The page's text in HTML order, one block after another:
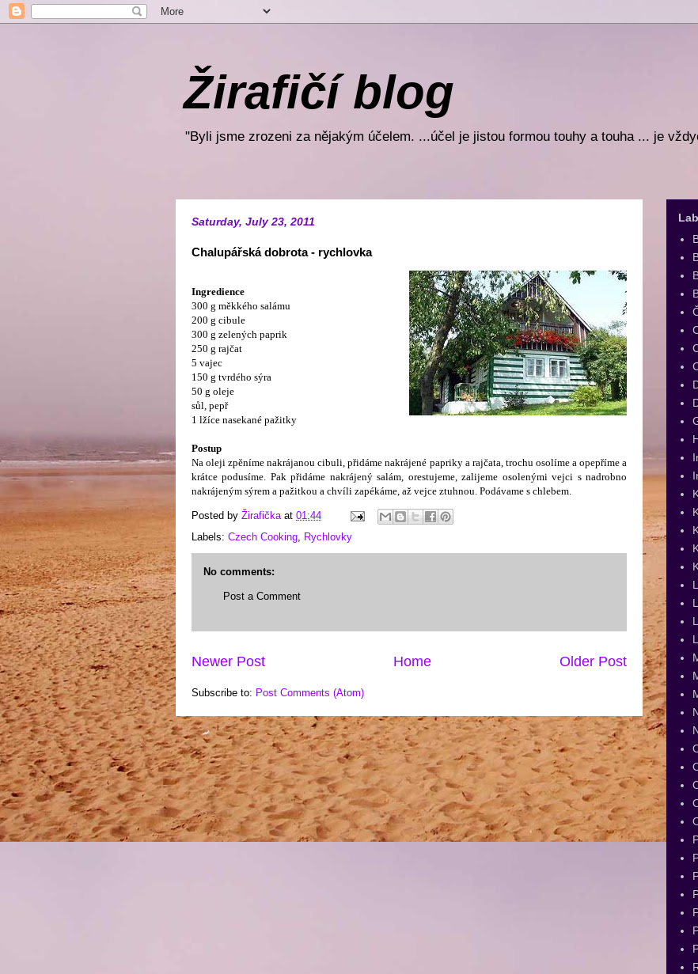
Žirafičí blog
"Byli jsme zrozeni za nějakým účelem. ...účel je jistou formou touhy a touha ... je
Saturday, July 23, 2011
Chalupářská dobrota - rychlovka
Ingredience
300 g měkkého salámu
200 g cibule
300 g zelených paprik
250 g rajčat
5 vajec
150 g tvrdého sýra
50 g oleje
sůl, pepř
1 lžíce nasekané pažitky
Postup
Na oleji zpěníme nakrájanou cibuli, přidáme nakrájené papriky a rajčata, trochu osolíme a opepříme a
krátce podusíme. Pak přidáme nakrájený salám, orestujeme, zalijeme osolenými vejci s nadrobno
nakrájeným sýrem a pažitkou a chvíli zapékáme, až vejce ztuhnou. Podávame s chlebem.
Posted by Žirafička at 01:44
Labels: Czech Cooking, Rychlovky
No comments:
Post a Comment
Newer Post Older Post
Home
Subscribe to: Post Comments (Atom)